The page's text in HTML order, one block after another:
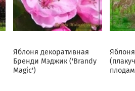
Яблоня декоративная
Бренди Мэджик ('Brandy
Magic')